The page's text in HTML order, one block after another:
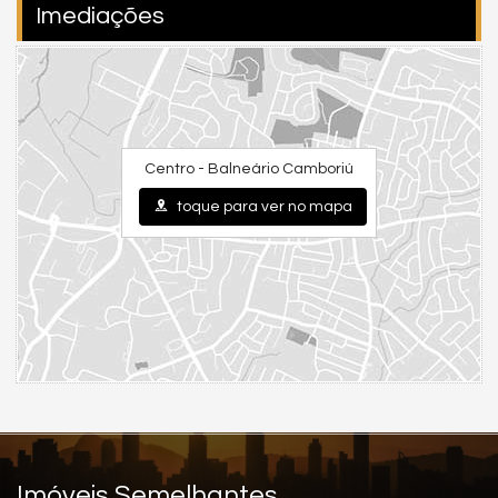
🌟 Benefícios de viver aqui
Morar no Edifício Imperadoré unir a conveniência de uma
localização central com o conforto de um apartamento
espaçoso e acolhedor. Entre os principais benefícios estão:
Localização estratégica próxima àAvenida Brasil e à praia;
Edifíciobem conservado e valorizado, símbolo de solidez;
Ambiente familiar, tranquilo e seguro;
Excelente custo-benefício, comótimo potencial de
valorização
Perfeito tanto para moradia quanto para investimento.
“Viver no Edifício Imperador
é ter o privilégio de acordar todos
os dias perto do mar e sentir o clima vibrante de Balneário
Camboriú, com a tranquilidade de um bairro residencial. É ter
Imediações
Centro - Balneário Camboriú
toque para ver no mapa